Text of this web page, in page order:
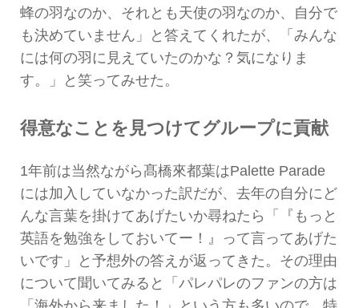
蜂の羽なのか、それとも天使の羽なのか、自分で
も決めていません」と答えてくれたが、「みんな
には何の羽に見えていたのかな？気になりま
す。」と笑ってみせた。
得意なことを見つけてグループに貢献
1年前は当然ながら髙橋來都葉はPalette Parade
には加入していなかった訳だが、去年の自分にど
んな言葉を掛けてあげたいか尋ねたら「『もっと
英語を勉強をしておいてー！』って言ってあげた
いです」と予想外の答えが返ってきた。その理由
について聞いてみると「パレパレのファンの方は